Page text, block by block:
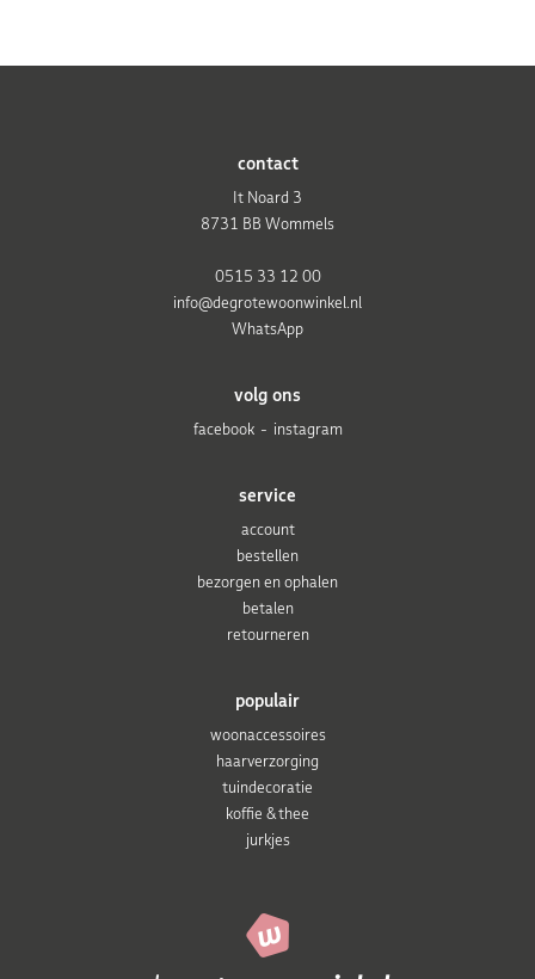
populair
woonaccessoires
haarverzorging
tuindecoratie
koffie & thee
jurkjes
service
account
bestellen
bezorgen en ophalen
betalen
retourneren
volg ons
facebook
instagram
contact
It Noard 3
8731 BB Wommels
0515 33 12 00
info@degrotewoonwinkel.nl
WhatsApp